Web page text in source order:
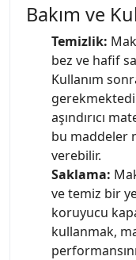
Bakım ve
Temizlik:
bez ve hafif
Kullanım
aşındırıcı
bu maddeler
verebilir.
Saklama:
ve temiz bir
koruyucu
kullanmak,